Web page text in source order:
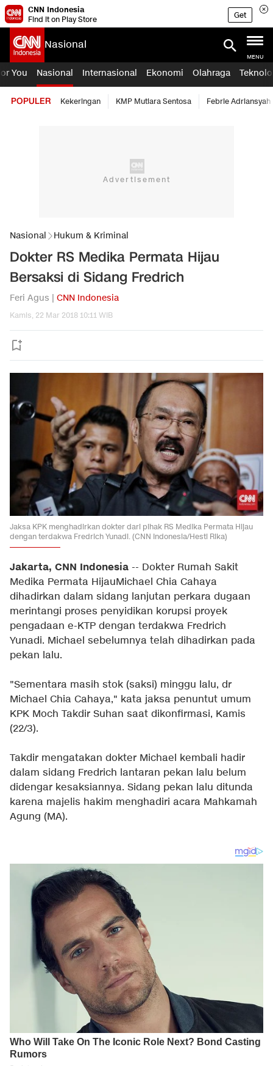
CNN Indonesia
Find it on Play Store
Get
Nasional
MENU
You Nasional Internasional Ekonomi Olahraga
POPULER Kekeringan KMP Mutiara Sentosa Febrie Adriansyah
Nasional Hukum & Kriminal
Dokter RS Medika Permata Hijau
Bersaksi di Sidang Fredrich
Feri Agus | CNN Indonesia
Kamis, 22 Mar 2018 10:11 WIB
Jaksa KPK menghadirkan dokter dari pihak RS Medika Permata Hijau
dengan terdakwa Fredrich Yunadi. (CNN Indonesia/Hesti Rika)
Jakarta, CNN Indonesia -- Dokter Rumah Sakit
Medika Permata HijauMichael Chia Cahaya
dihadirkan dalam sidang lanjutan perkara dugaan
merintangi proses penyidikan korupsi proyek
pengadaan e-KTP dengan terdakwa Fredrich
Yunadi. Michael sebelumnya telah dihadirkan pada
pekan lalu.
"Sementara masih stok (saksi) minggu lalu, dr
Michael Chia Cahaya," kata jaksa penuntut umum
KPK Moch Takdir Suhan saat dikonfirmasi, Kamis
(22/3).
Takdir mengatakan dokter Michael kembali hadir
dalam sidang Fredrich lantaran pekan lalu belum
didengar kesaksiannya. Sidang pekan lalu ditunda
karena majelis hakim menghadiri acara Mahkamah
Agung (MA).